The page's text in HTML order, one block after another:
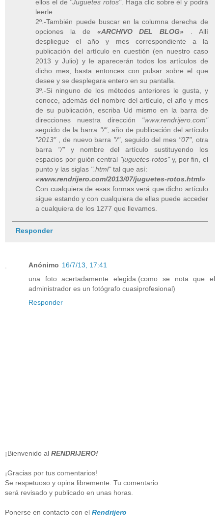
ellos el de "Juguetes rotos". Haga clic sobre él y podrá
leerle.
2º.-También puede buscar en la columna derecha de
opciones la de «ARCHIVO DEL BLOG»
. Allí
despliegue el año y mes correspondiente a la
publicación del artículo en cuestión (en nuestro caso
2013 y Julio) y le aparecerán todos los artículos de
dicho mes, basta entonces con pulsar sobre el que
desee y se desplegara entero en su pantalla.
3º.-Si ninguno de los métodos anteriores le gusta, y
conoce, además del nombre del artículo, el año y mes
de su publicación, escriba Ud mismo en la barra de
direcciones nuestra dirección "www.rendrijero.com"
seguido de la barra "/", año de publicación del artículo
"2013", de nuevo barra "/", seguido del mes "07", otra
barra "/"y nombre del artículo sustituyendo los
espacios por guión central "juguetes-rotos"y, por fin, el
punto y las siglas ".html"tal que así:
«www.rendrijero.com/2013/07/juguetes-rotos.html»
Con cualquiera de esas formas verá que dicho artículo
sigue estando y con cualquiera de ellas puede acceder
a cualquiera de los 1277 que llevamos.
Responder
Anónimo 16/7/13, 17:41
una foto acertadamente elegida.(como se nota que el
administrador es un fotógrafo cuasiprofesional)
Responder
¡Bienvenido al RENDRIJERO!
¡Gracias por tus comentarios!
Se respetuoso y opina libremente. Tu comentario
será revisado y publicado en unas horas.
Ponerse en contacto con el Rendrijero